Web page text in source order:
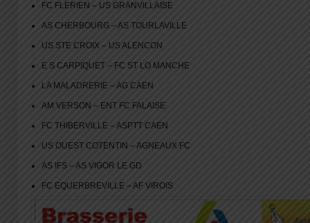
FC FLERIEN – US GRANVILLAISE
AS CHERBOURG – AS TOURLAVILLE
US STE CROIX – US ALENCON
E S CARPIQUET – FC ST LO MANCHE
LA MALADRERIE – AG CAEN
AM VERSON – ENT FC FALAISE
FC THIBERVILLE – ASPTT CAEN
US OUEST COTENTIN – AGNEAUX FC
AS IFS – AS VIGOR LE GD
FC EQUERBREVILLE – AF VIROIS